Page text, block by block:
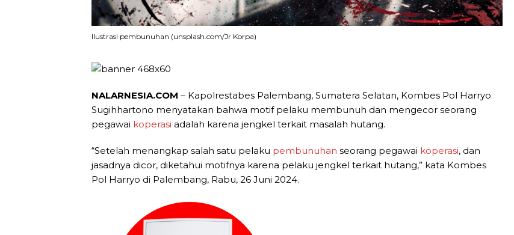
Ilustrasi pembunuhan (unsplash.com/Jr Korpa)
NALARNESIA.COM – Kapolrestabes Palembang, Sumatera Selatan, Kombes Pol Harryo
Sugihhartono menyatakan bahwa motif pelaku membunuh dan mengecor seorang
pegawai koperasi adalah karena jengkel terkait masalah hutang.
“Setelah menangkap salah satu pelaku pembunuhan seorang pegawai koperasi, dan
jasadnya dicor, diketahui motifnya karena pelaku jengkel terkait hutang,” kata Kombes
Pol Harryo di Palembang, Rabu, 26 Juni 2024.